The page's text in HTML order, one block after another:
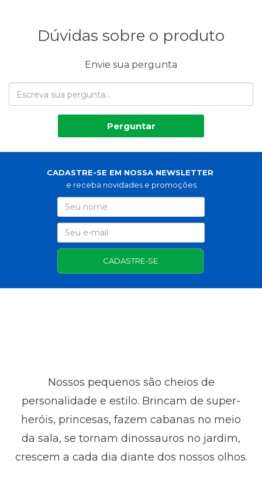
Dúvidas sobre o produto
Envie sua pergunta
Perguntar
CADASTRE-SE EM NOSSA NEWSLETTER
e receba novidades e promoções
CADASTRE-SE
Nossos pequenos são cheios de
personalidade e estilo. Brincam de super-
heróis, princesas, fazem cabanas no meio
da sala, se tornam dinossauros no jardim,
crescem a cada dia diante dos nossos olhos.